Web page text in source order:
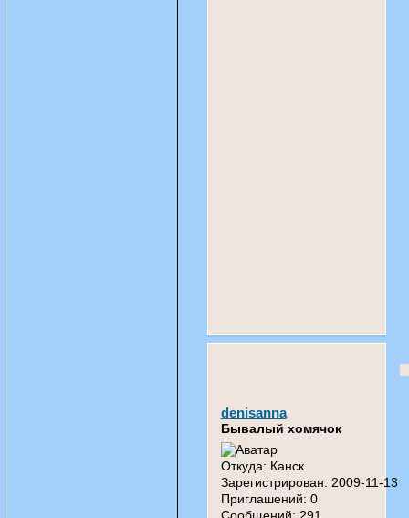
denisanna
Бывалый хомячок
Откуда: Канск
Зарегистрирован: 2009-11-13
Приглашений: 0